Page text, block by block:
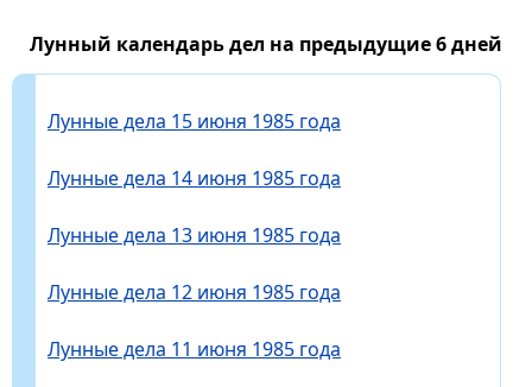
Лунный календарь дел на предыдущие 6 дней
Лунные дела 15 июня 1985 года
Лунные дела 14 июня 1985 года
Лунные дела 13 июня 1985 года
Лунные дела 12 июня 1985 года
Лунные дела 11 июня 1985 года